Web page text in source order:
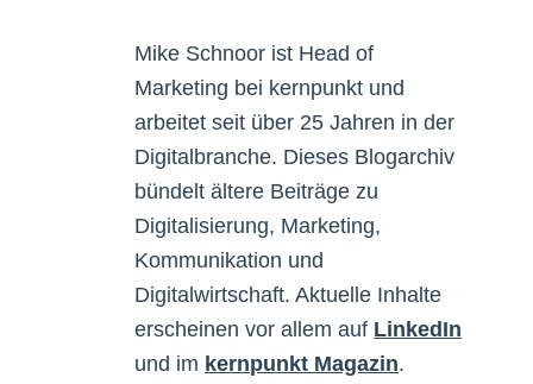
Mike Schnoor ist Head of
Marketing bei kernpunkt und
arbeitet seit über 25 Jahren in der
Digitalbranche. Dieses Blogarchiv
bündelt ältere Beiträge zu
Digitalisierung, Marketing,
Kommunikation und
Digitalwirtschaft. Aktuelle Inhalte
erscheinen vor allem auf LinkedIn
und im kernpunkt Magazin.